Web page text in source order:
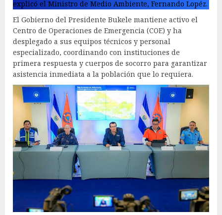
explicó el Ministro de Medio Ambiente, Fernando Lopéz.
El Gobierno del Presidente Bukele mantiene activo el
Centro de Operaciones de Emergencia (COE) y ha
desplegado a sus equipos técnicos y personal
especializado, coordinando con instituciones de
primera respuesta y cuerpos de socorro para garantizar
asistencia inmediata a la población que lo requiera.